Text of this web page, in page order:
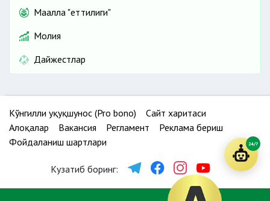
Маҳалла "еттилиги"
Молия
Дайжестлар
Кўнгилли ҳуқуқшунос (Pro bono)
Сайт харитаси
Алоқалар
Вакансия Регламент
Реклама бериш
Фойдаланиш шартлари
Кузатиб боринг:
24/7